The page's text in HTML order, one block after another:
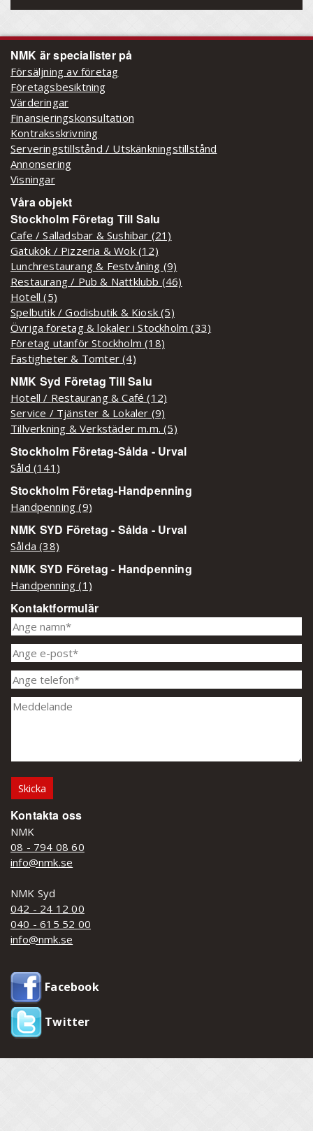
NMK är specialister på
Försäljning av företag
Företagsbesiktning
Värderingar
Finansieringskonsultation
Kontraksskrivning
Serveringstillstånd / Utskänkningstillstånd
Annonsering
Visningar
Våra objekt
Stockholm Företag Till Salu
Cafe / Salladsbar & Sushibar (21)
Gatukök / Pizzeria & Wok (12)
Lunchrestaurang & Festvåning (9)
Restaurang / Pub & Nattklubb (46)
Hotell (5)
Spelbutik / Godisbutik & Kiosk (5)
Övriga företag & lokaler i Stockholm (33)
Företag utanför Stockholm (18)
Fastigheter & Tomter (4)
NMK Syd Företag Till Salu
Hotell / Restaurang & Café (12)
Service / Tjänster & Lokaler (9)
Tillverkning & Verkstäder m.m. (5)
Stockholm Företag-Sålda - Urval
Såld (141)
Stockholm Företag-Handpenning
Handpenning (9)
NMK SYD Företag - Sålda - Urval
Sålda (38)
NMK SYD Företag - Handpenning
Handpenning (1)
Kontaktformulär
Kontakta oss
NMK
08 - 794 08 60
info@nmk.se
NMK Syd
042 - 24 12 00
040 - 615 52 00
info@nmk.se
Facebook
Twitter